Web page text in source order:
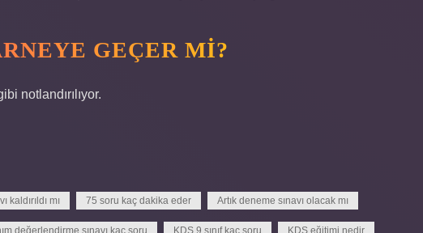
GEÇER MI?
notlandırılıyor.
kaldırıldı mı 75 soru kaç dakika eder Artık deneme sınavı olacak mı
değerlendirme sınavı kaç soru KDS 9 sınıf kaç soru KDS eğitimi nedir